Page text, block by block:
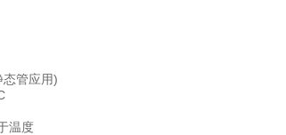
管应用)
温度